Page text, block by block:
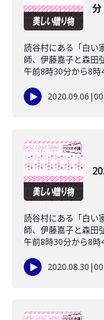
分
読谷村にある「白い
師、伊藤嘉子と森田
午前8時30分から8時
2020.09.06 |
読谷村にある「白い
師、伊藤嘉子と森田
午前8時30分から8時
2020.08.30 |